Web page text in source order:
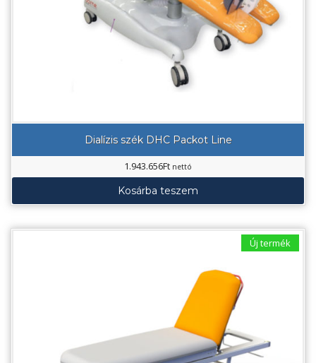
Dialízis szék DHC Packot Line
1.943.656Ft nettó
Kosárba teszem
Új termék